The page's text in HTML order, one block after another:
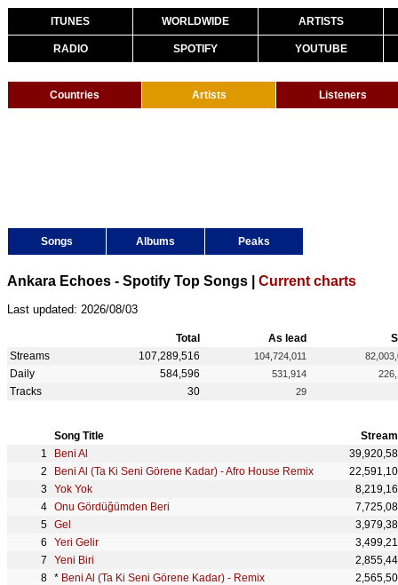
ITUNES WORLDWIDE ARTISTS
RADIO SPOTIFY YOUTUBE
Countries Artists Listeners
Songs Albums Peaks
Ankara Echoes - Spotify Top Songs | Current charts
Last updated: 2026/08/03
Total As lead
Streams
107,289,516 104,724,011
Daily 584,596 531,914
Tracks 30 29
Song Title
Beni Al
Beni Al (Ta Ki Seni Görene Kadar) - Afro House Remix
Yok Yok
Onu Gördüğümden Beri
Gel
Yeri Gelir
Yeni Biri
* Beni Al (Ta Ki Seni Görene Kadar) - Remix